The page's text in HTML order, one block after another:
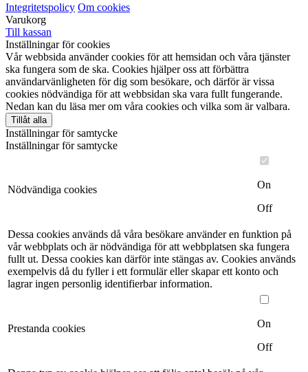
Integritetspolicy Om cookies
Varukorg
Till kassan
Inställningar för cookies
Vår webbsida använder cookies för att hemsidan och våra tjänster
ska fungera som de ska. Cookies hjälper oss att förbättra
användarvänligheten för dig som besökare, och därför är vissa
cookies nödvändiga för att webbsidan ska vara fullt fungerande.
Nedan kan du läsa mer om våra cookies och vilka som är valbara.
Tillåt alla
Inställningar för samtycke
Inställningar för samtycke
Nödvändiga cookies
On
Off
Dessa cookies används då våra besökare använder en funktion på
vår webbplats och är nödvändiga för att webbplatsen ska fungera
fullt ut. Dessa cookies kan därför inte stängas av. Cookies används
exempelvis då du fyller i ett formulär eller skapar ett konto och
lagrar ingen personlig identifierbar information.
Prestanda cookies
On
Off